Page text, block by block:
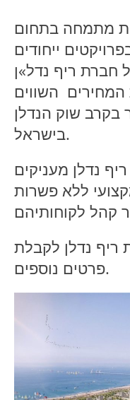
מתמחה בתחום
ייחודים
חברת ריף נדל»ן
השווים
בקרב שוק הנדלן
בישראל.
נדלן מעניקים
ללא פשרות
ריף נדלן לקבלת
פרטים נוספים.